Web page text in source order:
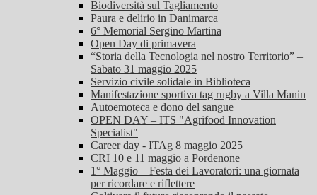
Biodiversità sul Tagliamento
Paura e delirio in Danimarca
6° Memorial Sergino Martina
Open Day di primavera
“Storia della Tecnologia nel nostro Territorio” –
Sabato 31 maggio 2025
Servizio civile solidale in Biblioteca
Manifestazione sportiva tag rugby a Villa Manin
Autoemoteca e dono del sangue
OPEN DAY – ITS "Agrifood Innovation
Specialist"
Career day - ITAg 8 maggio 2025
CRI 10 e 11 maggio a Pordenone
1° Maggio – Festa dei Lavoratori: una giornata
per ricordare e riflettere